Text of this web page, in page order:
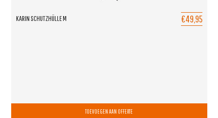
KARIN SCHUTZHÜLLE M €49,95
TOEVOEGEN AAN OFFERTE